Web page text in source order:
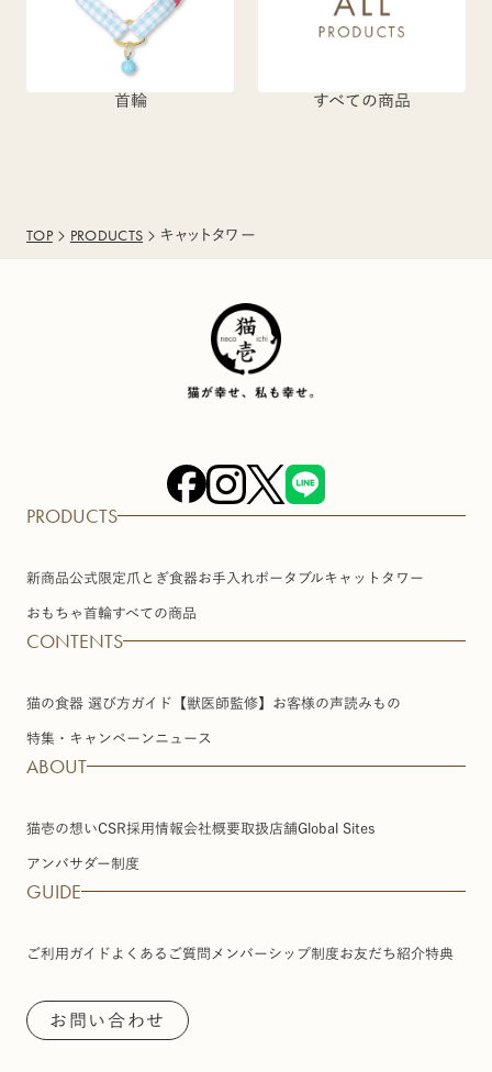
首輪 すべての商品
TOP PRODUCTS キャットタワー
PRODUCTS
新商品公式限定 爪とぎ食器お手入れポータブル キャットタワー
おもちゃ首輪すべての商品
CONTENTS
猫の食器 選び方ガイド【獣医師監修】 お客様の声読みもの
特集・キャンペーンニュース
ABOUT
猫壱の想いCSR採用情報会社概要取扱店舗Global Sites
アンバサダー制度
GUIDE
ご利用ガイド よくあるご質問 メンバーシップ制度お友だち紹介特典
お問い合わせ